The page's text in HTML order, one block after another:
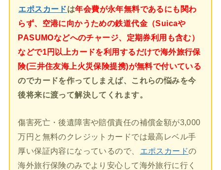
エポスカードは年会費が永年無料であるにも関わ
らず、空港に向かうための鉄道代金（Suicaや
PASUMOなどへのチャージ、定期券利用も含む）
などで1円以上カードを利用するだけで海外旅行保
険(三井住友海上火災保険提携)が無料で付いている
のでカードを作ってしまえば、これらの悩みを今
後将来に渡って解決してくれます。
傷害死亡・後遺障害や賠償責任の補償金額が3,000
万円と無料のクレジットカードでは最高レベル手
厚い保証内容になっているので、
エポスカードの
海外旅行保険のみでより安心して海外旅行に行く